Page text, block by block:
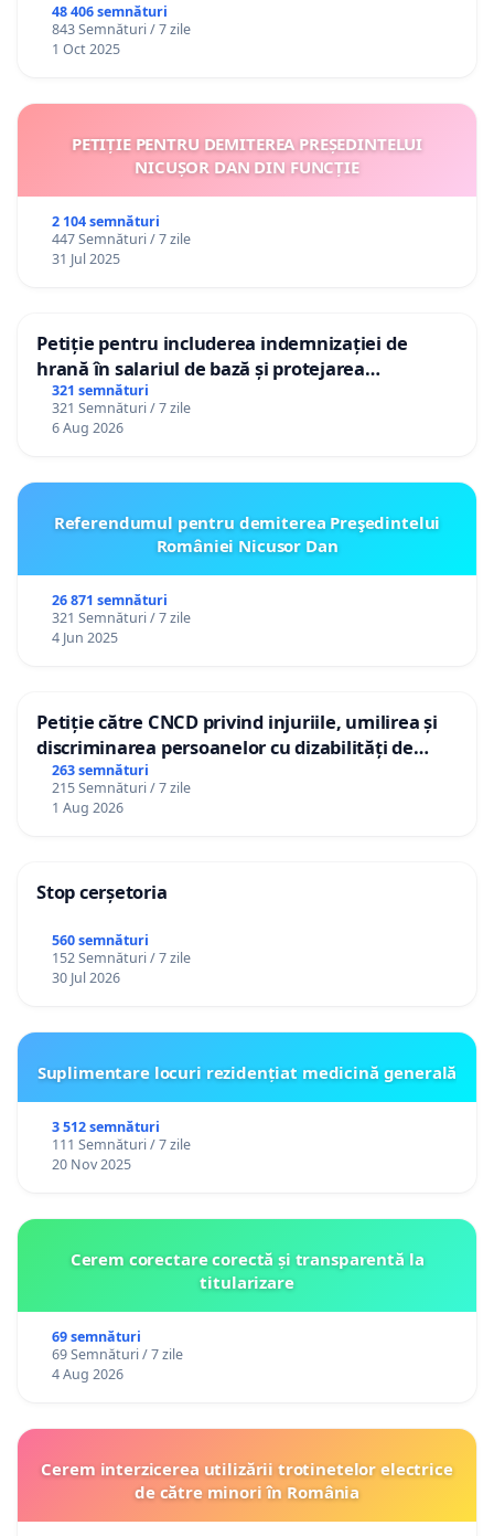
48 406 semnături
843 Semnături / 7 zile
1 Oct 2025
PETIȚIE PENTRU DEMITEREA PREȘEDINTELUI
NICUȘOR DAN DIN FUNCȚIE
2 104 semnături
447 Semnături / 7 zile
31 Jul 2025
Petiție pentru includerea indemnizației de
hrană în salariul de bază și protejarea
gradațiilor de vechime pentru asistenții
personali
321 semnături
321 Semnături / 7 zile
6 Aug 2026
Referendumul pentru demiterea Preşedintelui
României Nicusor Dan
26 871 semnături
321 Semnături / 7 zile
4 Jun 2025
Petiție către CNCD privind injuriile, umilirea și
discriminarea persoanelor cu dizabilități de
către utilizatorul TikTok „Gorici”
263 semnături
215 Semnături / 7 zile
1 Aug 2026
Stop cerșetoria
560 semnături
152 Semnături / 7 zile
30 Jul 2026
Suplimentare locuri rezidențiat medicină generală
3 512 semnături
111 Semnături / 7 zile
20 Nov 2025
Cerem corectare corectă și transparentă la
titularizare
69 semnături
69 Semnături / 7 zile
4 Aug 2026
Cerem interzicerea utilizării trotinetelor electrice
de către minori în România